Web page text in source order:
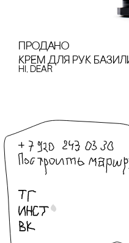
продано
КРЕМ ДЛЯ РУК
hi, dear